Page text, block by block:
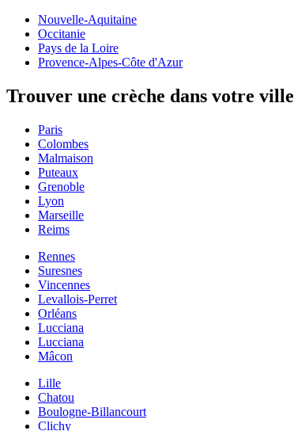
Nouvelle-Aquitaine
Occitanie
Pays de la Loire
Provence-Alpes-Côte d'Azur
Trouver une crèche dans votre ville
Paris
Colombes
Malmaison
Puteaux
Grenoble
Lyon
Marseille
Reims
Rennes
Suresnes
Vincennes
Levallois-Perret
Orléans
Lucciana
Lucciana
Mâcon
Lille
Chatou
Boulogne-Billancourt
Clichy